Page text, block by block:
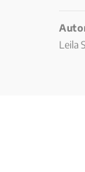
Leila